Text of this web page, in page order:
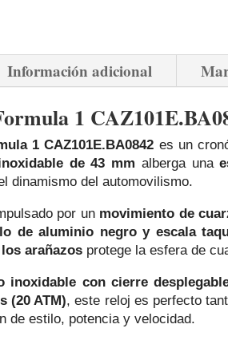
Información adicional
1
1 CAZ101E.BA0842 es un
de 43 mm alberga una
dinamismo del automovilismo.
por un movimiento de
de aluminio negro y escala
arañazos protege la esfera de
inoxidable con cierre
(20 ATM), este reloj es perfecto
de estilo, potencia y velocidad.